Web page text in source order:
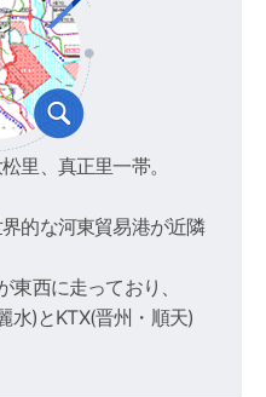
里、真正里一帯。
的な河東貿易港が近隣
西に走っており、
水)とKTX(晋州・順天)